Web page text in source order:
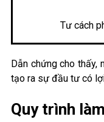
Tư cách
Dẫn chứng cho thấy,
tạo ra sự đầu tư có
Quy trình